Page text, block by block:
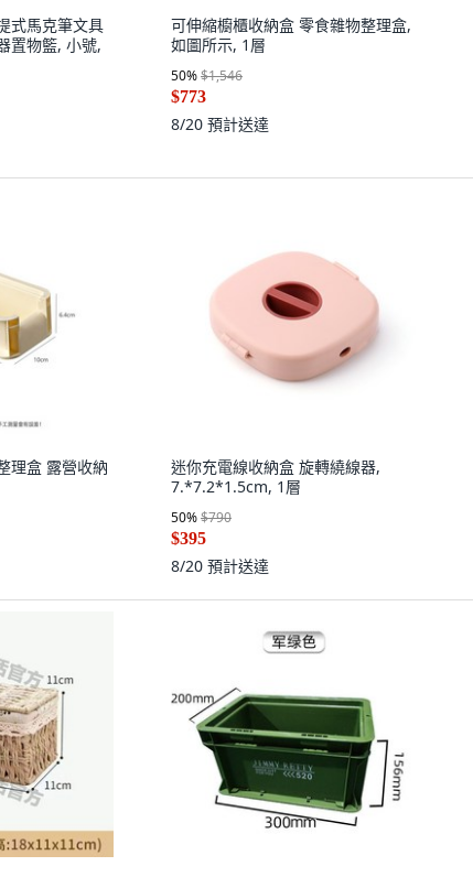
式馬克筆文具
置物籃, 小號,
可伸縮櫥櫃收納盒 零食雜物整理盒,
如圖所示, 1層
50%$1,546
$773
8/20 預計送達
理盒 露營收納
迷你充電線收納盒 旋轉繞線器,
7.*7.2*1.5cm, 1層
50%$790
$395
8/20 預計送達